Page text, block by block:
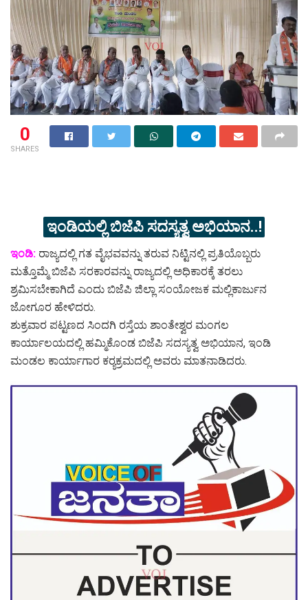
0
SHARES
ಇಂಡಿಯಲ್ಲಿ ಬಿಜೆಪಿ ಸದಸ್ಯತ್ವ ಅಭಿಯಾನ..!
ಇಂಡಿ: ರಾಜ್ಯದಲ್ಲಿ ಗತ ವೈಭವವನ್ನು ತರುವ ನಿಟ್ಟಿನಲ್ಲಿ ಪ್ರತಿಯೊಬ್ಬರು
ಮತ್ತೊಮ್ಮೆ ಬಿಜೆಪಿ ಸರಕಾರವನ್ನು ರಾಜ್ಯದಲ್ಲಿ ಅಧಿಕಾರಕ್ಕೆ ತರಲು
ಶ್ರಮಿಸಬೇಕಾಗಿದೆ ಎಂದು ಬಿಜೆಪಿ ಜಿಲ್ಲಾ ಸಂಯೋಜಕ ಮಲ್ಲಿಕಾರ್ಜುನ
ಜೋಗೂರ ಹೇಳಿದರು.
ಶುಕ್ರವಾರ ಪಟ್ಟಣದ ಸಿಂದಗಿ ರಸ್ತೆಯ ಶಾಂತೇಶ್ವರ ಮಂಗಲ
ಕಾರ್ಯಾಲಯದಲ್ಲಿ ಹಮ್ಮಿಕೊಂಡ ಬಿಜೆಪಿ ಸದಸ್ಯತ್ವ ಅಭಿಯಾನ, ಇಂಡಿ
ಮಂಡಲ ಕಾರ್ಯಾಗಾರ ಕರ‍್ಯಕ್ರಮದಲ್ಲಿ ಅವರು ಮಾತನಾಡಿದರು.